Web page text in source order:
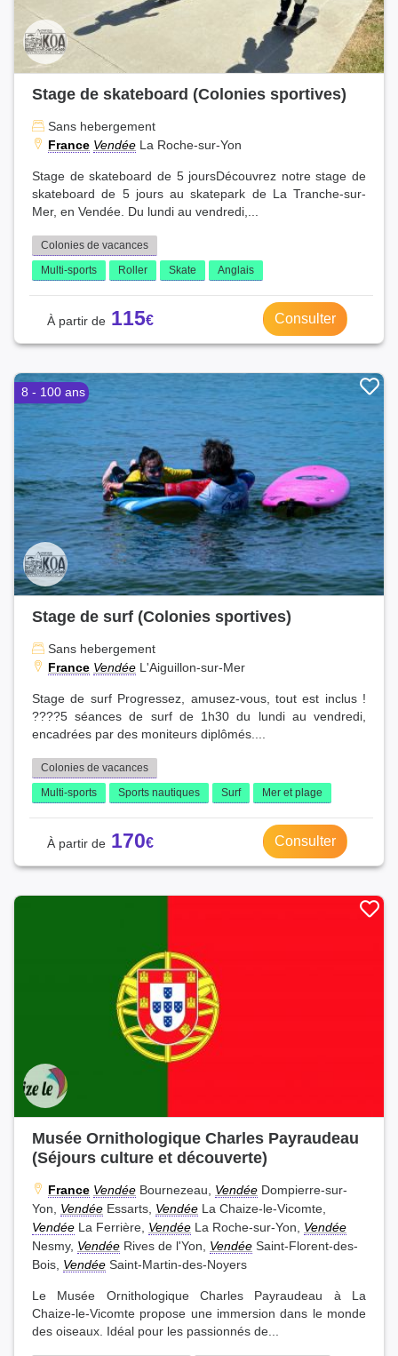
Stage de skateboard (Colonies sportives)
Sans hebergement
France Vendée La Roche-sur-Yon
Stage de skateboard de 5 joursDécouvrez notre stage de
skateboard de 5 jours au skatepark de La Tranche-sur-
Mer, en Vendée. Du lundi au vendredi,...
Colonies de vacances
Multi-sports
Roller Skate Anglais
115 Consulter
8 - 100 ans
Stage de surf (Colonies sportives)
Sans hebergement
France Vendée L'Aiguillon-sur-Mer
Stage de surf Progressez, amusez-vous, tout est inclus !
????5 séances de surf de 1h30 du lundi au vendredi,
encadrées par des moniteurs diplômés....
Colonies de vacances
Multi-sports
Sports nautiques Surf Mer et plage
170 Consulter
Musée Ornithologique Charles Payraudeau
(Séjours culture et découverte)
France Vendée Bournezeau, Vendée Dompierre-sur-
Yon, Vendée Essarts, Vendée La Chaize-le-Vicomte,
Vendée La Ferrière, Vendée La Roche-sur-Yon, Vendée
Nesmy, Vendée Rives de l'Yon, Vendée Saint-Florent-des-
Bois, Vendée Saint-Martin-des-Noyers
Le Musée Ornithologique Charles Payraudeau à La
Chaize-le-Vicomte propose une immersion dans le monde
des oiseaux. Idéal pour les passionnés de...